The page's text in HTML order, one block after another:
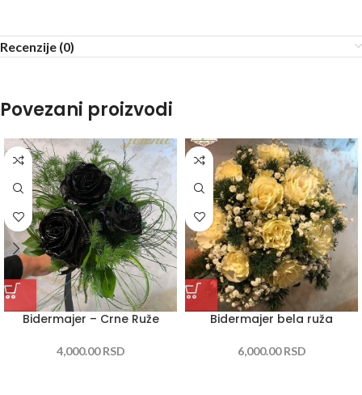
Recenzije (0)
Povezani proizvodi
Bidermajer – Crne Ruže
4,000.00RSD
Bidermajer bela ruža
6,000.00RSD